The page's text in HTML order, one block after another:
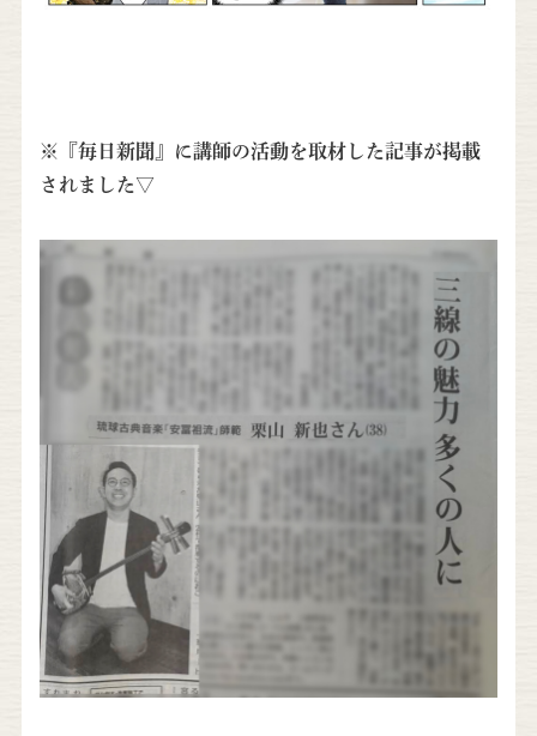
※『毎日新聞』に講師の活動を取材した記事が掲載
されました▽